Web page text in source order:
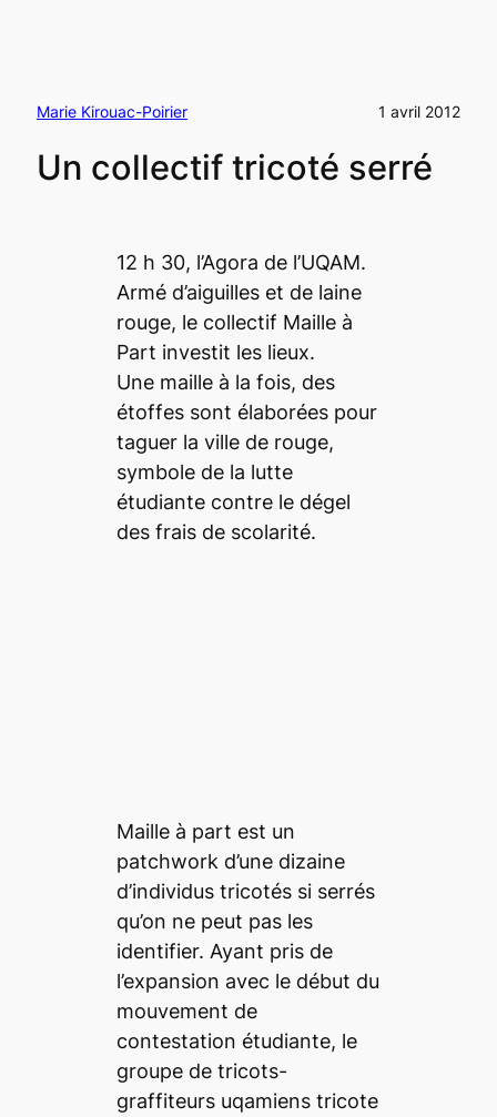
Marie Kirouac-Poirier 1 avril 2012
Un collectif tricoté serré
12 h 30, l’Agora de l’UQAM.
Armé d’aiguilles et de laine
rouge, le collectif Maille à
Part investit les lieux.
Une maille à la fois, des
étoffes sont élaborées pour
taguerla ville de rouge,
symbole de la lutte
étudiante contre le dégel
des frais de scolarité.
Maille à part est un
patchwork d’une dizaine
d’individus tricotés si serrés
qu’on ne peut pas les
identifier. Ayant pris de
l’expansion avec le début du
mouvement de
contestation étudiante, le
groupe de tricots-
graffiteurs uqamiens tricote